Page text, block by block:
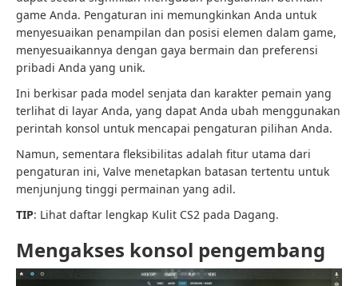
game Anda. Pengaturan ini memungkinkan Anda untuk
menyesuaikan penampilan dan posisi elemen dalam game,
menyesuaikannya dengan gaya bermain dan preferensi
pribadi Anda yang unik.
Ini berkisar pada model senjata dan karakter pemain yang
terlihat di layar Anda, yang dapat Anda ubah menggunakan
perintah konsol untuk mencapai pengaturan pilihan Anda.
Namun, sementara fleksibilitas adalah fitur utama dari
pengaturan ini, Valve menetapkan batasan tertentu untuk
menjunjung tinggi permainan yang adil.
TIP: Lihat daftar lengkap Kulit CS2 pada Dagang.
Mengakses konsol pengembang